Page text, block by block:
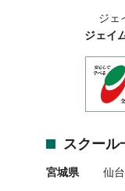
ジェ
ジェイ
スクール
宮城県 仙